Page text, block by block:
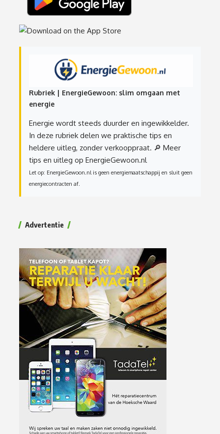
Rubriek | EnergieGewoon: slim omgaan met
energie
Energie wordt steeds duurder en ingewikkelder.
In deze rubriek delen we praktische tips en
heldere uitleg, zonder verkooppraat. 🔎 Meer
tips en uitleg op EnergieGewoon.nl
Let op: EnergieGewoon.nl is geen energiemaatschappij en sluit geen
energiecontracten af.
Advertentie